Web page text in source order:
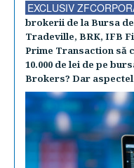
EXCLUSIV
brokerii de la Bursa
Tradeville, BRK, IFB
Prime Transaction să
10.000 de lei de pe
Brokers? Dar